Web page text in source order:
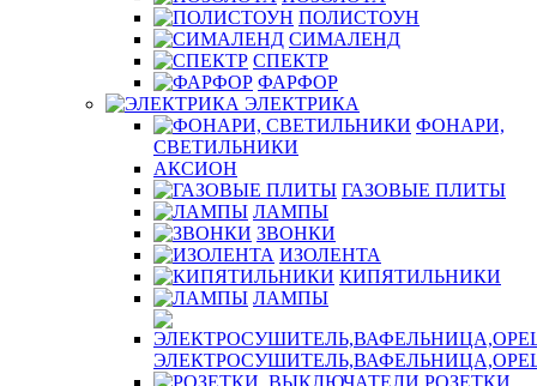
ПОЛИСТОУН
СИМАЛЕНД
СПЕКТР
ФАРФОР
ЭЛЕКТРИКА
ФОНАРИ,
СВЕТИЛЬНИКИ
АКСИОН
ГАЗОВЫЕ ПЛИТЫ
ЛАМПЫ
ЗВОНКИ
ИЗОЛЕНТА
КИПЯТИЛЬНИКИ
ЛАМПЫ
РОЗЕТКИ,